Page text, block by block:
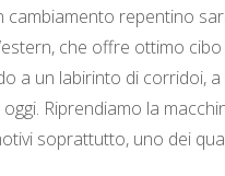
cambiamento repentino
che offre ottimo
a un labirinto di corridoi,
Riprendiamo la
soprattutto, uno dei